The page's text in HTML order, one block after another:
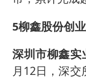
5柳鑫股份创
深圳市柳鑫实
月12日，深